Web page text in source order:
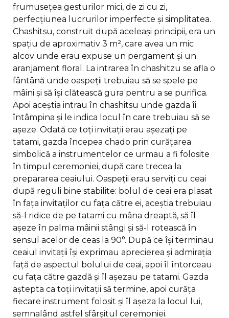
frumusețea gesturilor mici, de zi cu zi,
perfecțiunea lucrurilor imperfecte și simplitatea.
Chashitsu, construit după aceleași principii, era un
spațiu de aproximativ 3 m², care avea un mic
alcov unde erau expuse un pergament și un
aranjament floral. La intrarea în chashitzu se afla o
fântână unde oaspeții trebuiau să se spele pe
mâini și să își clătească gura pentru a se purifica.
Apoi aceștia intrau în chashitsu unde gazda îi
întâmpina și le indica locul în care trebuiau să se
așeze. Odată ce toți invitații erau așezați pe
tatami, gazda începea chado prin curățarea
simbolică a instrumentelor ce urmau a fi folosite
în timpul ceremoniei, după care trecea la
prepararea ceaiului. Oaspeții erau serviți cu ceai
după reguli bine stabilite: bolul de ceai era plasat
în fața invitaților cu fața către ei, aceștia trebuiau
să-l ridice de pe tatami cu mâna dreaptă, să îl
așeze în palma mâinii stângi și să-l rotească în
sensul acelor de ceas la 90°. După ce își terminau
ceaiul invitații își exprimau aprecierea și admirația
față de aspectul bolului de ceai, apoi îl întorceau
cu fața către gazdă și îl așezau pe tatami. Gazda
aștepta ca toți invitații să termine, apoi curăța
fiecare instrument folosit și îl așeza la locul lui,
semnalând astfel sfârșitul ceremoniei.